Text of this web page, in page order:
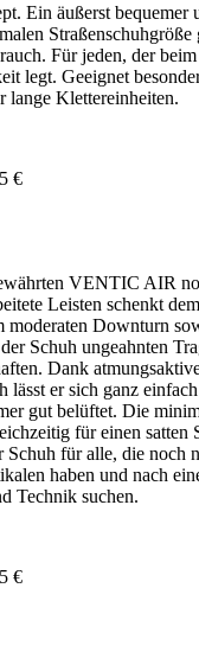
Ein äußerst bequemer
Für jeden, der
legt. Geeignet
lange Klettereinheiten.
€
VENTIC AIR
Leisten schenkt
Downturn
Schuh ungeahnten
Dank
lässt er sich ganz
gut belüftet. Die
für einen satten
Schuh für alle, die noch
haben und nach
Technik suchen.
€